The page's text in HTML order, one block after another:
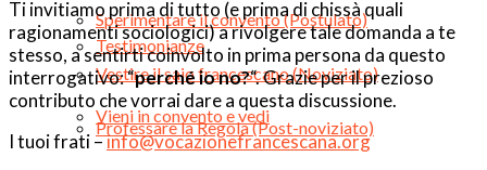
Sperimentare il convento (Postulato)
Vestire il saio francescano (Noviziato)
Professare la Regola (Post-noviziato)
Testimonianze
Vieni in convento e vedi
Ti invitiamo prima di tutto (e prima di chissà quali
ragionamenti sociologici) a rivolgere tale domanda a te
stesso, a sentirti coinvolto in prima persona da questo
interrogativo: “perché io no?“. Grazie per il prezioso
contributo che vorrai dare a questa discussione.
I tuoi frati –info@vocazionefrancescana.org